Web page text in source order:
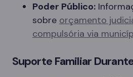
Poder Público:
sobre orçamento
compulsória via
Suporte Familiar